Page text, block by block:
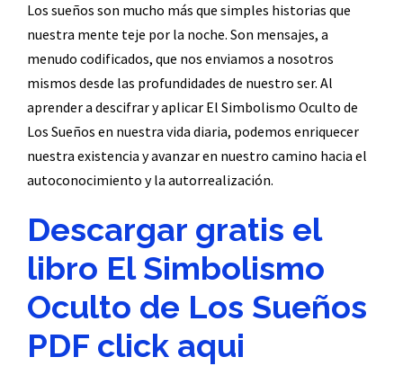
Los sueños son mucho más que simples historias que
nuestra mente teje por la noche. Son mensajes, a
menudo codificados, que nos enviamos a nosotros
mismos desde las profundidades de nuestro ser. Al
aprender a descifrar y aplicar El Simbolismo Oculto de
Los Sueños en nuestra vida diaria, podemos enriquecer
nuestra existencia y avanzar en nuestro camino hacia el
autoconocimiento y la autorrealización.
Descargar gratis el
libro El Simbolismo
Oculto de Los Sueños
PDF click aqui